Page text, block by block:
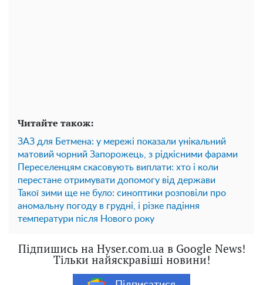
Читайте також:
ЗАЗ для Бетмена: у мережі показали унікальний
матовий чорний Запорожець, з рідкісними фарами
Переселенцям скасовують виплати: хто і коли
перестане отримувати допомогу від держави
Такої зими ще не було: синоптики розповіли про
аномальну погоду в грудні, і різке падіння
температури після Нового року
Підпишись на Hyser.com.ua в Google News!
Тільки найяскравіші новини!